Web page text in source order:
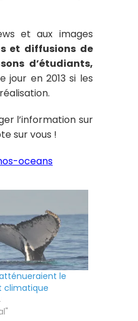
et aux images
et diffusions de
d’étudiants,
en 2013 si les
l’information sur
sur vous !
oceans
le
climatique